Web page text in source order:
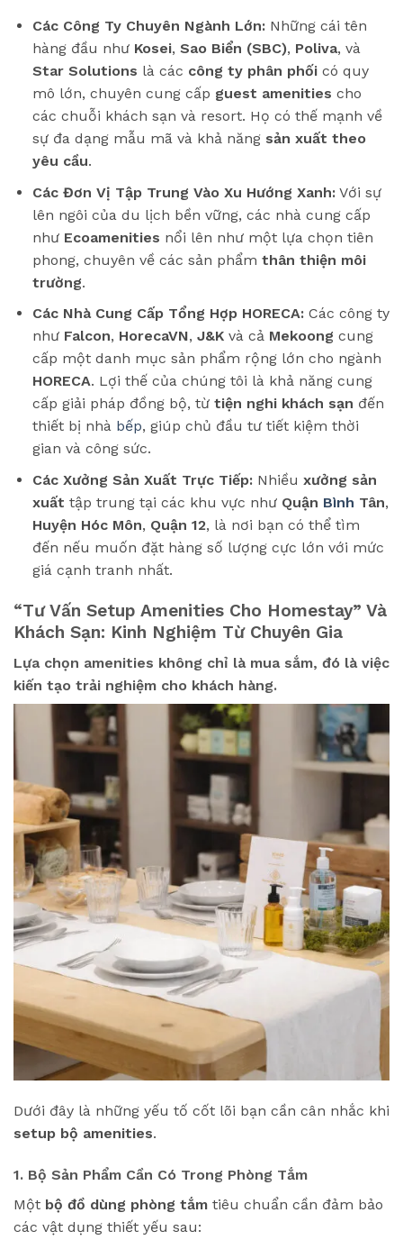
Các Công Ty Chuyên Ngành Lớn:Những cái tên
hàng đầu như Kosei, Sao Biển (SBC), Poliva, và
Star Solutions là các công ty phân phốicó quy
mô lớn, chuyên cung cấp guest amenities cho
các chuỗi khách sạn và resort. Họ có thế mạnh về
sự đa dạng mẫu mã và khả năng sản xuất theo
yêu cầu.
Các Đơn Vị Tập Trung Vào Xu Hướng Xanh:Với sự
lên ngôi của du lịch bền vững, các nhà cung cấp
như Ecoamenities nổi lên như một lựa chọn tiên
phong, chuyên về các sản phẩm thân thiện môi
trường.
Các Nhà Cung Cấp Tổng Hợp HORECA:Các công ty
như Falcon, HorecaVN, J&Kvà cả Mekoong cung
cấp một danh mục sản phẩm rộng lớn cho ngành
HORECA. Lợi thế của chúng tôi là khả năng cung
cấp giải pháp đồng bộ, từ tiện nghi khách sạn đến
thiết bị nhà bếp, giúp chủ đầu tư tiết kiệm thời
gian và công sức.
Các Xưởng Sản Xuất Trực Tiếp:Nhiều xưởng sản
xuất tập trung tại các khu vực như Quận Bình Tân,
Huyện Hóc Môn, Quận 12, là nơi bạn có thể tìm
đến nếu muốn đặt hàng số lượng cực lớn với mức
giá cạnh tranh nhất.
“Tư Vấn Setup Amenities Cho Homestay” Và
Khách Sạn: Kinh Nghiệm Từ Chuyên Gia
Lựa chọn amenities không chỉ là mua sắm, đó là việc
kiến tạo trải nghiệm cho khách hàng.
Dưới đây là những yếu tố cốt lõi bạn cần cân nhắc khi
setup bộ amenities.
1. Bộ Sản Phẩm Cần Có Trong Phòng Tắm
Một bộ đồ dùng phòng tắm tiêu chuẩn cần đảm bảo
các vật dụng thiết yếu sau: